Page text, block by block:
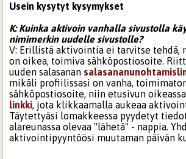
Usein kysytyt kysymykset
K: Kuinka aktivoin vanhalla sivustolla
nimimerkin uudelle sivustolle?
V: Erillistä aktivointia ei tarvitse tehdä,
on oikea, toimiva sähköpostiosoite.
uuden salasanan
mikäli profiilissasi on vanha,
sähköpostiosoite, niin etusivun
linkki, jota klikkaamalla aukeaa
Täytettyäsi lomakkeessa pyydetyt
alareunassa olevaa "lähetä" - nappia.
aktivointipyyntöösi muutaman päivän